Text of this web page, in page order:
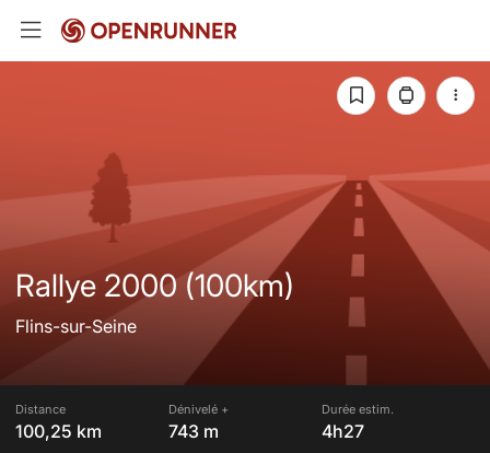
Rallye 2000 (100km)
Flins-sur-Seine
Distance
100,25 km
Dénivelé +
743 m
Durée estim.
4h27